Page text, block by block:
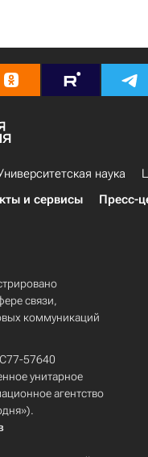
наука
и сервисы Пресс-
связи,
коммуникаций
57640
унитарное
агентство